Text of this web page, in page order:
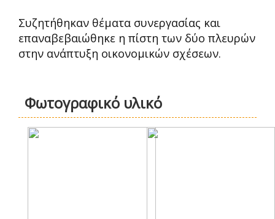
Συζητήθηκαν θέματα συνεργασίας και
επαναβεβαιώθηκε η πίστη των δύο πλευρών
στην ανάπτυξη οικονομικών σχέσεων.
Φωτογραφικό υλικό